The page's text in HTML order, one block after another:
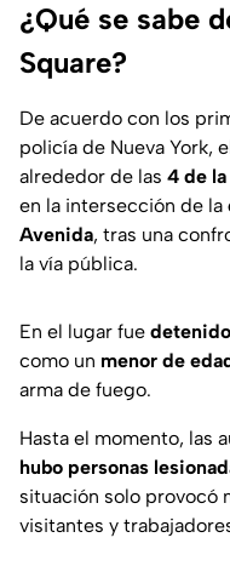
¿Qué se sabe
Square?
De acuerdo con los
policía de Nueva York,
alrededor de las 4 de
en la intersección de la
Avenida, tras una
la vía pública.
En el lugar fue detenido
como un menor de
arma de fuego.
Hasta el momento, las
hubo personas
situación solo provocó
visitantes y